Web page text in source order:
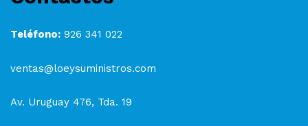
Teléfono: 926 341 022
ventas@loeysuministros.com
Av. Uruguay 476, Tda. 19